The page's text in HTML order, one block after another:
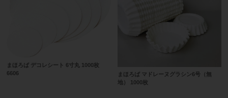
まほろば デコレシート 6寸丸 1000枚
6606
まほろば マドレーヌグラシン6号（無
地） 1000枚